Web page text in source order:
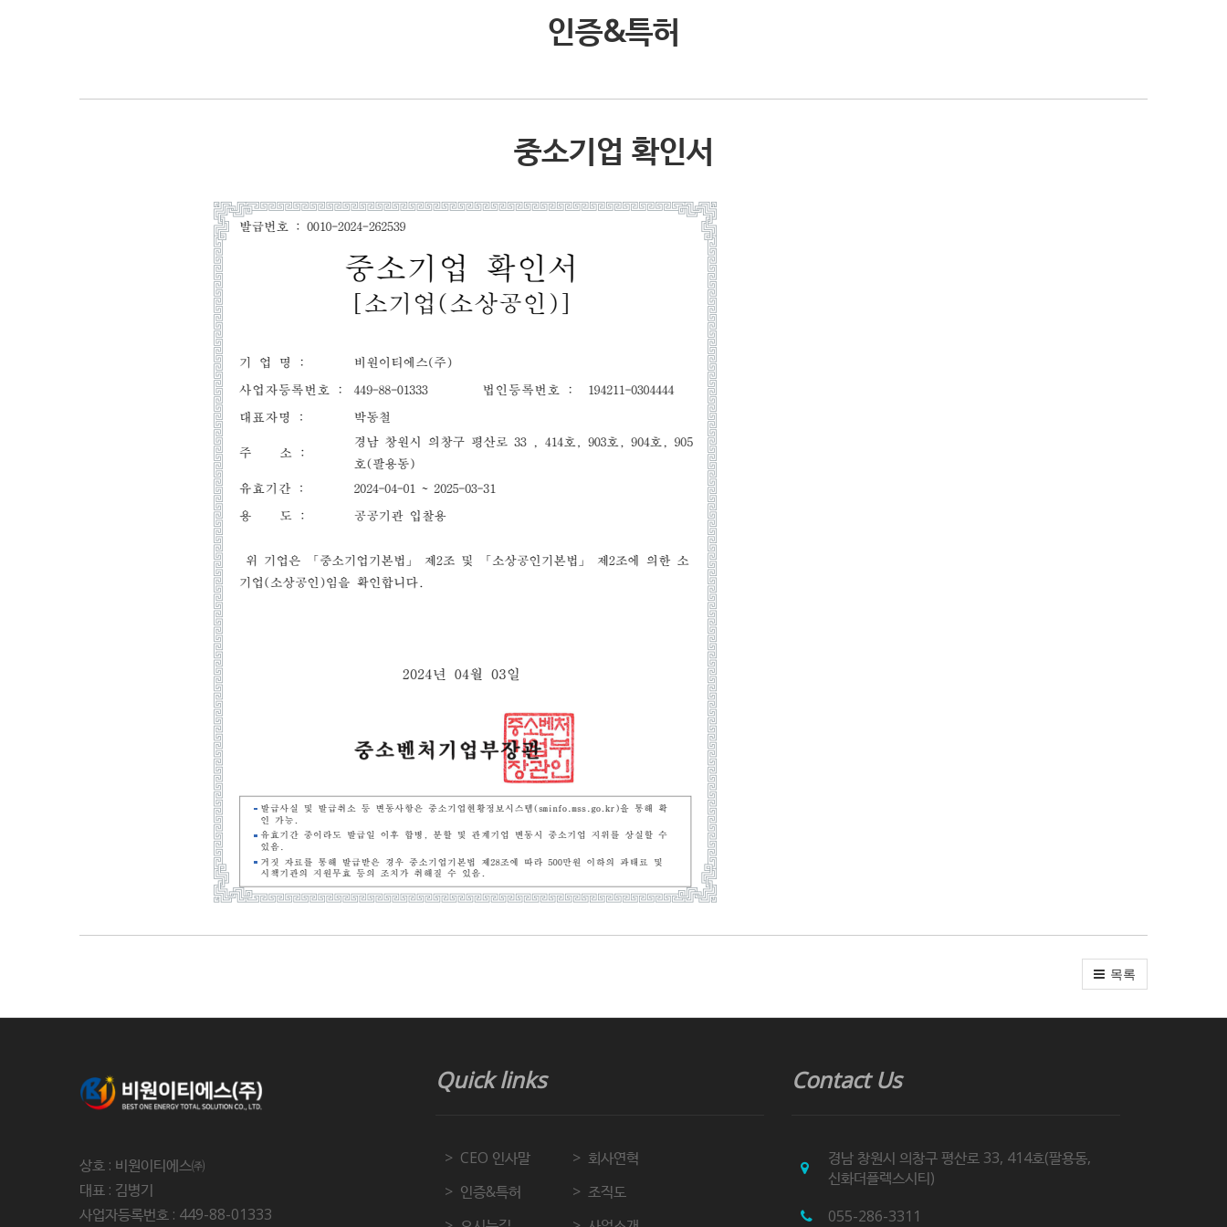
인증&특허
중소기업 확인서
목록
상호 : 비원이티에스㈜
대표 : 김병기
사업자등록번호 : 449-88-01333
Quick links
CEO 인사말
회사연혁
인증&특허
조직도
Contact Us
경남 창원시 의창구 평산로 33, 414호(팔용동,
신화더플렉스시티)
055-286-3311